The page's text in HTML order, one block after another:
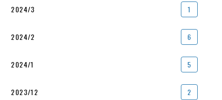
2024/3 1
2024/2 6
2024/1 5
2023/12 2